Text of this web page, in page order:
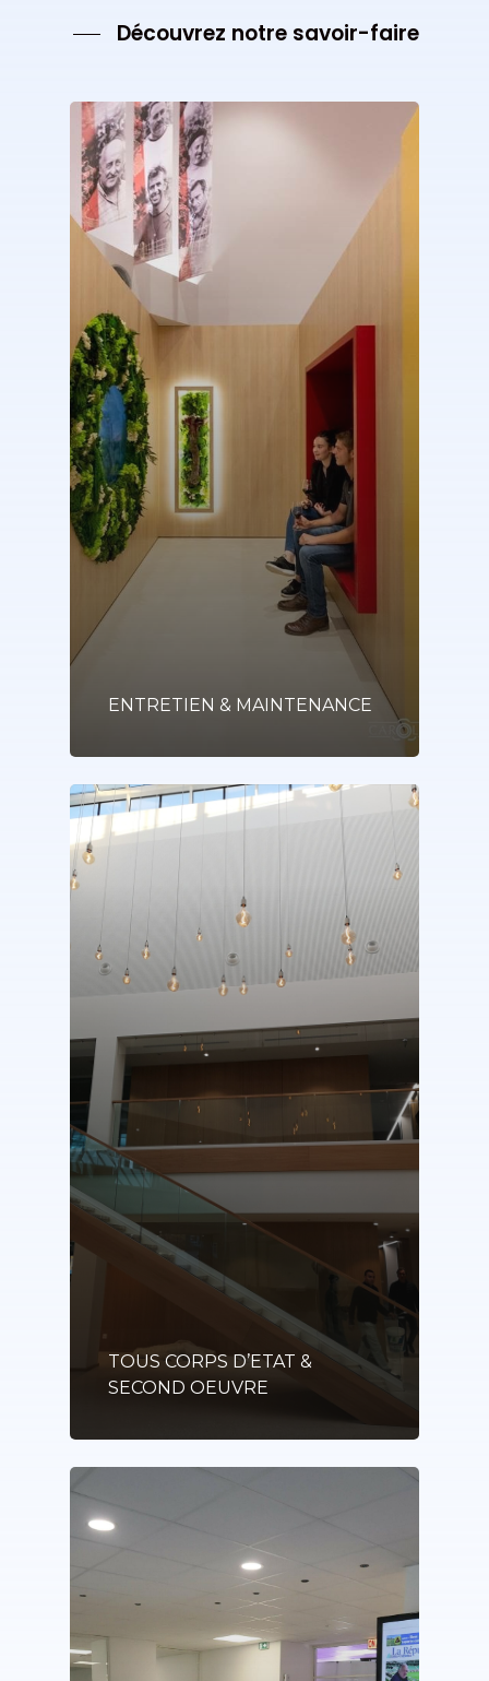
Découvrez notre savoir-faire
ENTRETIEN & MAINTENANCE
TOUS CORPS D’ETAT &
SECOND OEUVRE